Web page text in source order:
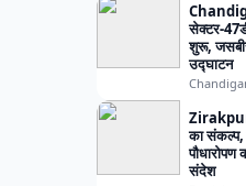
सेक्टर-
शुरू,
उद्घाटन
का
पौधारोपण
संदेश